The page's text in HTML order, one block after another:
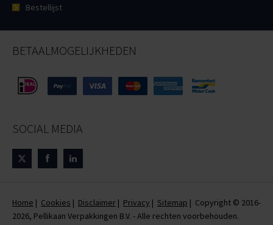
Bestellijst
BETAALMOGELIJKHEDEN
SOCIAL MEDIA
Home | Cookies | Disclaimer | Privacy | Sitemap | Copyright © 2016-
2026, Pellikaan Verpakkingen B.V. - Alle rechten voorbehouden.